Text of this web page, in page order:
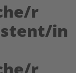
r
in